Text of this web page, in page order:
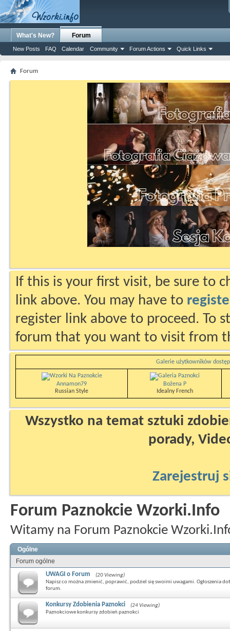
What's New? Forum
New Posts FAQ Calendar Community Forum Actions Quick Links
Forum
If this is your first visit, be sure to
link above. You may have to
register link above to proceed. To
forum that you want to visit from
Galerie użytkowników
Annamon79
Russian Style
Bożena P
Idealny French
Wszystko na temat sztuki
porady,
Zarejestruj
Forum Paznokcie Wzorki.Info
Witamy na Forum Paznokcie
Ogólne
Forum ogólne
UWAGI o Forum
(20 Viewing)
Napisz co można zmienić, poprawić, podziel się swoimi uwagami. Ogłoszenia
forum.
Konkursy Zdobienia Paznokci
(24 Viewing)
Paznokciowe konkursy zdobień paznokci